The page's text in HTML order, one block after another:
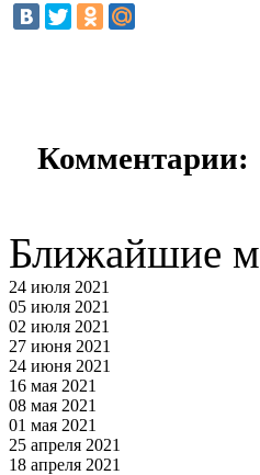
Комментарии:
Ближайшие
24 июля 2021
05 июля 2021
02 июля 2021
27 июня 2021
24 июня 2021
16 мая 2021
08 мая 2021
01 мая 2021
25 апреля 2021
18 апреля 2021